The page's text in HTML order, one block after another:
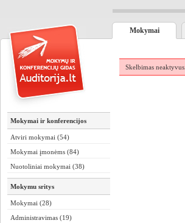
Mokymai
Mokymai ir konferencijos
Atviri mokymai (54)
Mokymai įmonėms (84)
Nuotoliniai mokymai (38)
Mokymu sritys
Mokymai (28)
Administravimas (19)
Skelbimas neaktyvus.